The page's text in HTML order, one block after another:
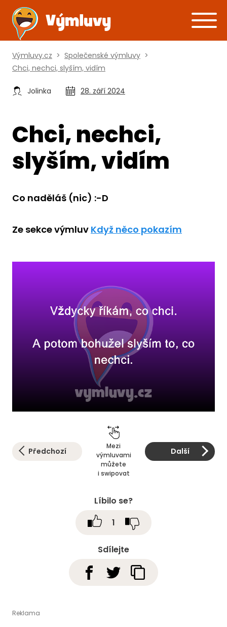
Výmluvy.cz > Společenské výmluvy >
Chci, nechci, slyším, vidím
Jolinka 28. září 2024
Chci, nechci,
slyším, vidím
Co naděláš (nic) :-D
Ze sekce výmluv Když něco pokazím
Předchozí
Mezi
výmluvami
můžete
i swipovat
Další
Sdílejte
Líbilo se?
1